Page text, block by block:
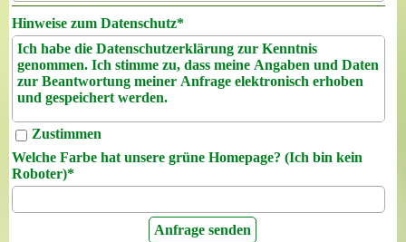
Hinweise zum Datenschutz*
Ich habe die Datenschutzerklärung zur Kenntnis
genommen. Ich stimme zu, dass meine Angaben und Daten
zur Beantwortung meiner Anfrage elektronisch erhoben
und gespeichert werden.
Hinweis: Sie können Ihre Einwilligung jederzeit für die
Zukunft per E-Mail an epmann.stefan@web.de
widerrufen.
Zustimmen
Welche Farbe hat unsere grüne Homepage? (Ich bin kein
Roboter)*